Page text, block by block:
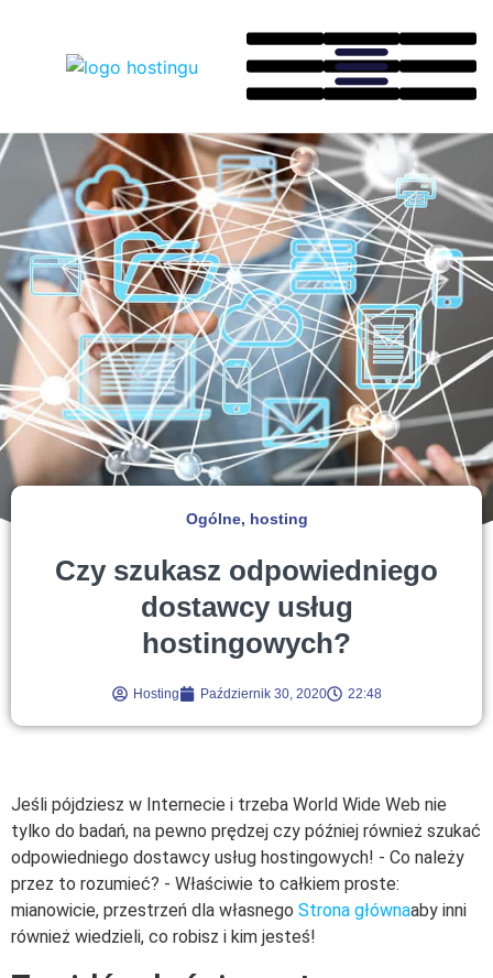
Ogólne, hosting
Czy szukasz odpowiedniego
dostawcy usług
hostingowych?
Hosting Październik 30, 2020 22:48
Jeśli pójdziesz w Internecie i trzeba World Wide Web nie
tylko do badań, na pewno prędzej czy później również szukać
odpowiedniego dostawcy usług hostingowych! - Co należy
przez to rozumieć? - Właściwie to całkiem proste:
mianowicie, przestrzeń dla własnego Strona głównaaby inni
również wiedzieli, co robisz i kim jesteś!